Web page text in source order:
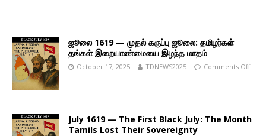
ஜூலை 1619 — முதல் கருப்பு ஜூலை: தமிழர்கள்
தங்கள் இறையாண்மையை இழந்த மாதம்
October 17, 2025 TDNEWS2025 Comments Off
July 1619 — The First Black July: The Month
Tamils Lost Their Sovereignty